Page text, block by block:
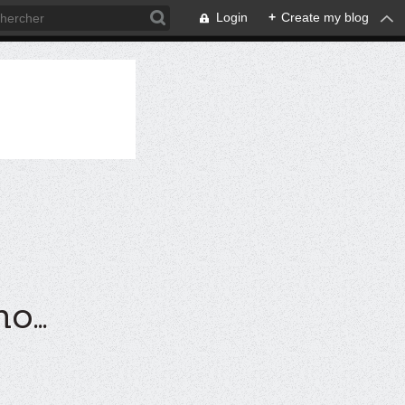
Login + Create my blog